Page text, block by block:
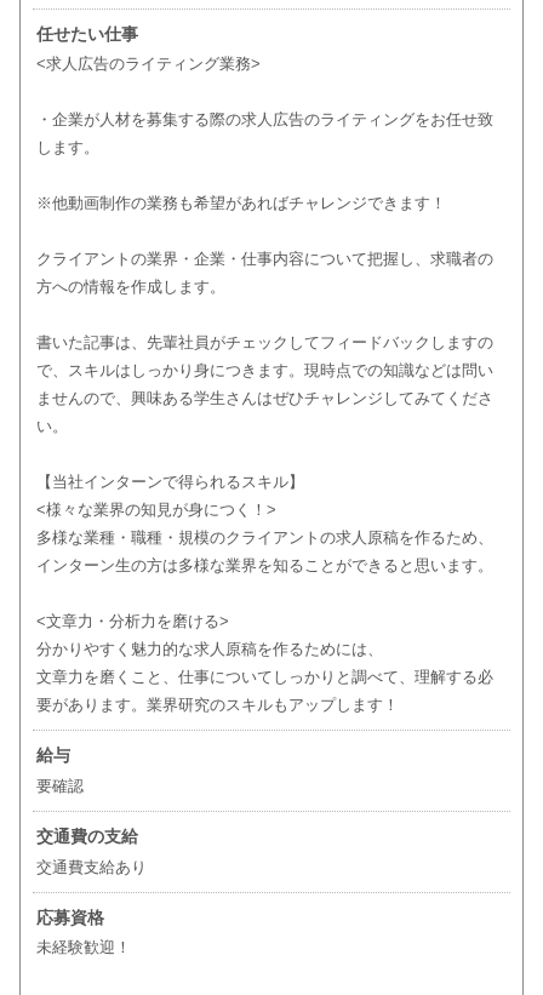
任せたい仕事
<求人広告のライティング業務>
・企業が人材を募集する際の求人広告のライティングをお任せ致
します。
※他動画制作の業務も希望があればチャレンジできます！
クライアントの業界・企業・仕事内容について把握し、求職者の
方への情報を作成します。
書いた記事は、先輩社員がチェックしてフィードバックしますの
で、スキルはしっかり身につきます。現時点での知識などは問い
ませんので、興味ある学生さんはぜひチャレンジしてみてくださ
い。
【当社インターンで得られるスキル】
<様々な業界の知見が身につく！>
多様な業種・職種・規模のクライアントの求人原稿を作るため、
インターン生の方は多様な業界を知ることができると思います。
<文章力・分析力を磨ける>
分かりやすく魅力的な求人原稿を作るためには、
文章力を磨くこと、仕事についてしっかりと調べて、理解する必
要があります。業界研究のスキルもアップします！
給与
要確認
交通費の支給
交通費支給あり
応募資格
未経験歓迎！